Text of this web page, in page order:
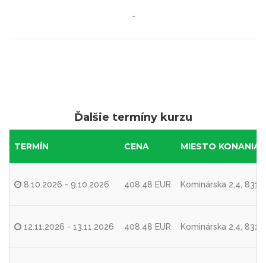
Ďalšie termíny kurzu
TERMÍN CENA MIESTO KONANIA
8.10.2026 - 9.10.2026 408,48 EUR Kominárska 2,4,
12.11.2026 - 13.11.2026 408,48 EUR Kominárska 2,4,